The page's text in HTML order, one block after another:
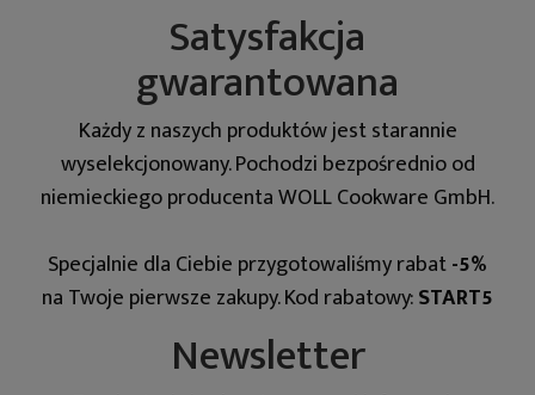
Satysfakcja
gwarantowana
Każdy z naszych produktów jest starannie
wyselekcjonowany. Pochodzi bezpośrednio od
niemieckiego producenta WOLL Cookware GmbH.
Specjalnie dla Ciebie przygotowaliśmy rabat-5%
na Twoje pierwsze zakupy. Kod rabatowy:START5
Newsletter